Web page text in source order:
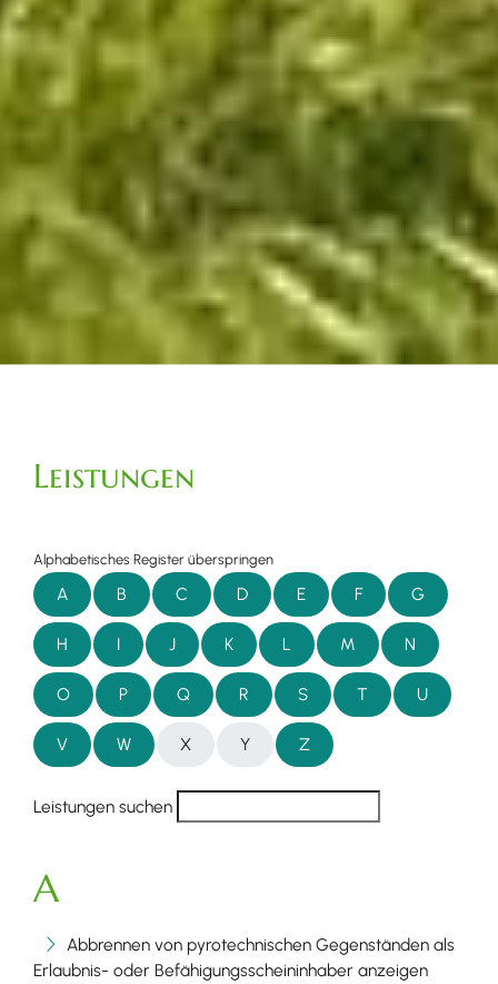
Leistungen
Alphabetisches Register überspringen
A B C D E F G
H I J K L M N
O P Q R S T U
V W X Y Z
Leistungen suchen
A
Abbrennen von pyrotechnischen Gegenständen als
Erlaubnis- oder Befähigungsscheininhaber anzeigen